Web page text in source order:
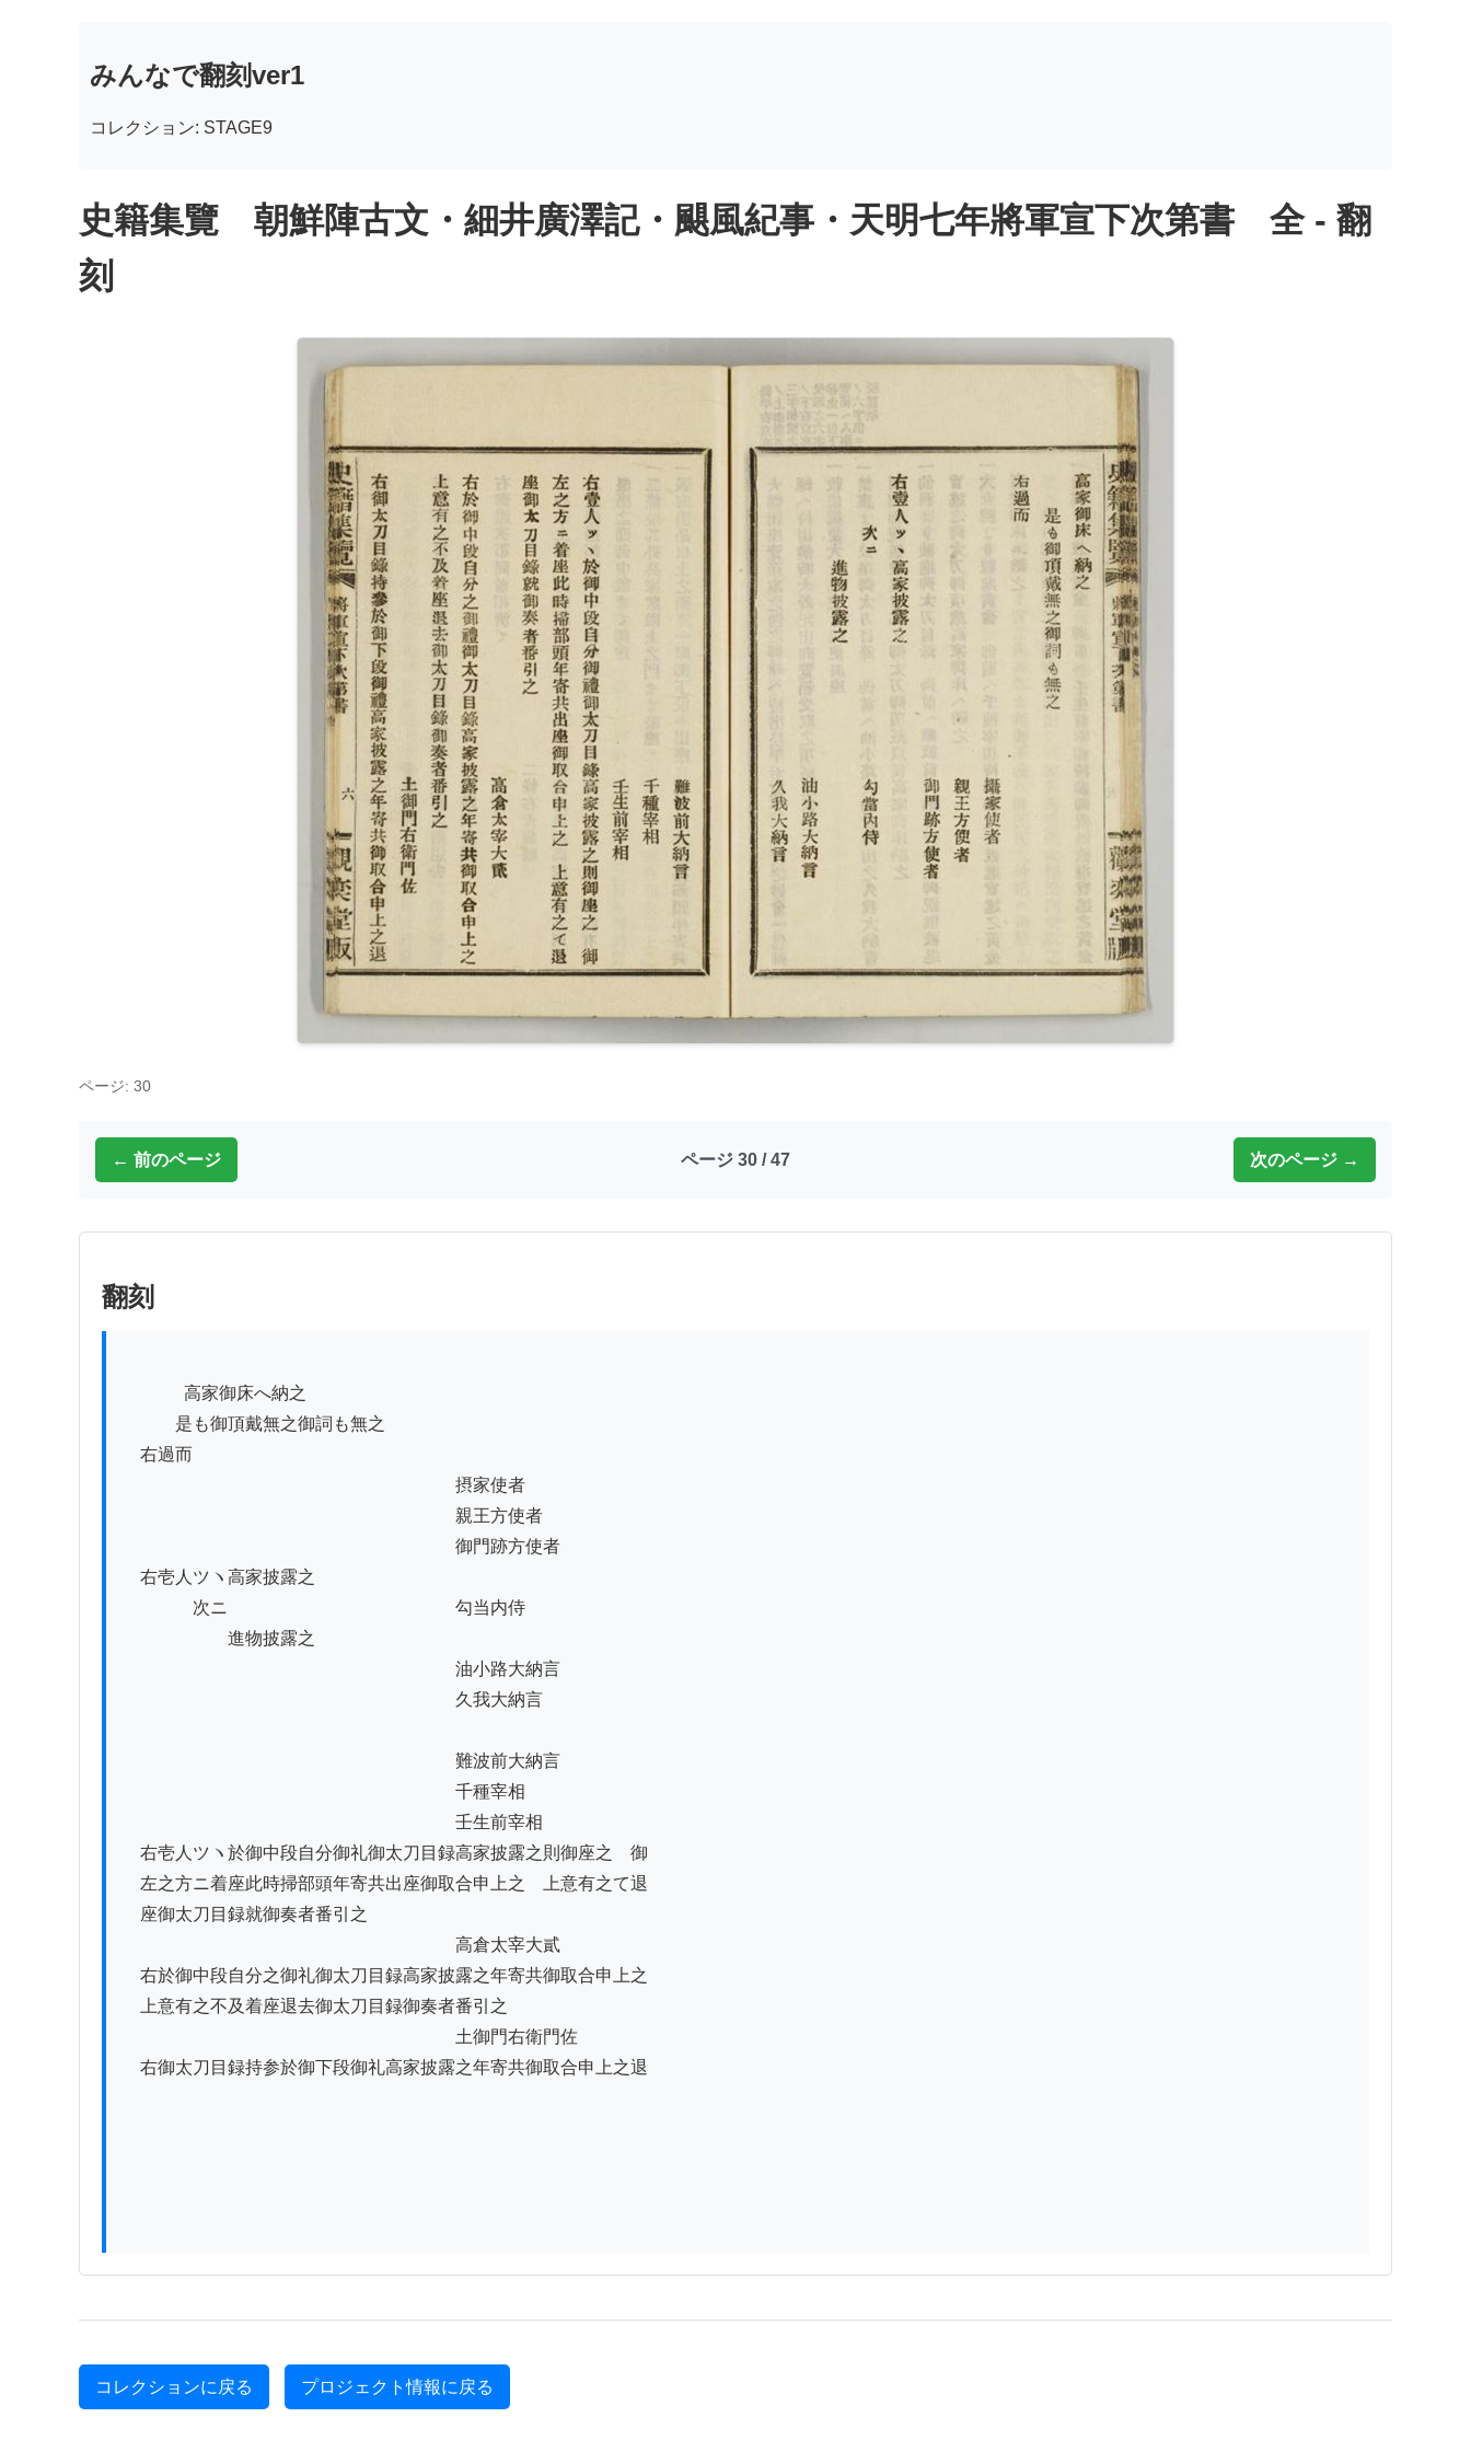
みんなで翻刻ver1
コレクション: STAGE9
史籍集覽 朝鮮陣古文・細井廣澤記・颶風紀事・天明七年將軍宣下次第書 全 - 翻
刻
ページ: 30
← 前のページ ページ 30 / 47 次のページ →
翻刻
是も御頂戴無之御詞も無之
右過而
摂家使者
親王方使者
御門跡方使者
右壱人ツヽ高家披露之
次ニ　　　　　　　　　　　　　勾当内侍
進物披露之
油小路大納言
久我大納言
難波前大納言
千種宰相
壬生前宰相
右壱人ツヽ於御中段自分御礼御太刀目録高家披露之則御座之　御
左之方ニ着座此時掃部頭年寄共出座御取合申上之　上意有之て退
座御太刀目録就御奏者番引之
高倉太宰大貳
右於御中段自分之御礼御太刀目録高家披露之年寄共御取合申上之
上意有之不及着座退去御太刀目録御奏者番引之
土御門右衛門佐
右御太刀目録持参於御下段御礼高家披露之年寄共御取合申上之退
コレクションに戻る プロジェクト情報に戻る